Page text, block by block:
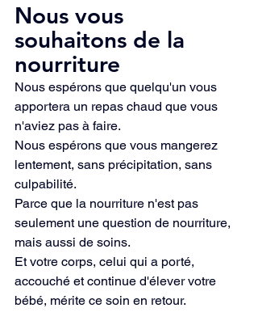
Nous vous
souhaitons de la
nourriture
Nous espérons que quelqu'un vous
apportera un repas chaud que vous
n'aviez pas à faire.
Nous espérons que vous mangerez
lentement, sans précipitation, sans
culpabilité.
Parce que la nourriture n'est pas
seulement une question de nourriture,
mais aussi de soins.
Et votre corps, celui qui a porté,
accouché et continue d'élever votre
bébé, mérite ce soin en retour.